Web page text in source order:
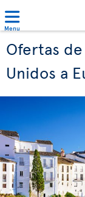
Menu
Ofertas
Unidos a